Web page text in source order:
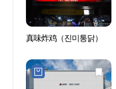
真味炸鸡（진미통닭）